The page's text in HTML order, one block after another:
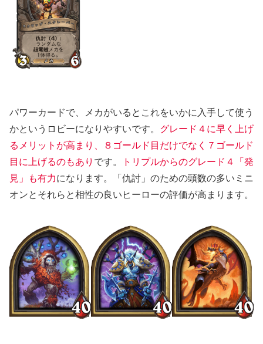
パワーカードで、メカがいるとこれをいかに入手して使う
かというロビーになりやすいです。 グレード４に早く上げ
るメリットが高まり、８ゴールド目だけでなく７ゴールド
目に上げるのもあり です。
トリプルからのグレード４「発
見」も有力になります。「仇討」のための頭数の多いミニ
オンとそれらと相性の良いヒーローの評価が高まります。